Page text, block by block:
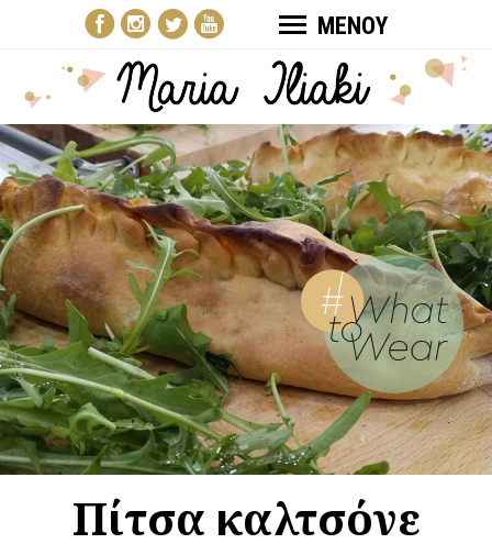
ΜΕΝΟΥ
Πίτσα καλτσόνε